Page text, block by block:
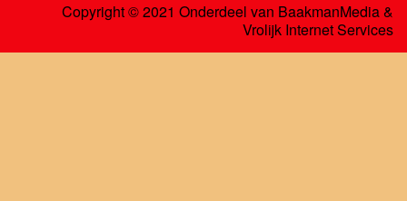
Copyright © 2021 Onderdeel van BaakmanMedia&
Vrolijk Internet Services